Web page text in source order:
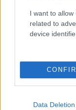
I want to
related to
device
Data Deletion
«Ο Δαίδαλος
Αναφερόμενος
τεχνητής
είπε ότι θα